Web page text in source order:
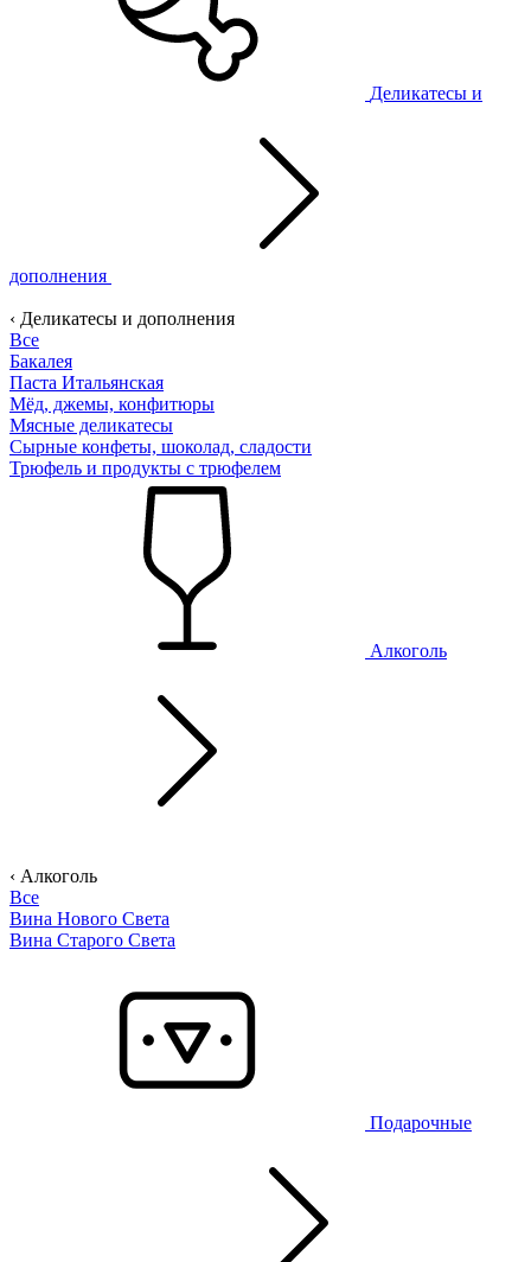
Деликатесы и
дополнения
‹ Деликатесы и дополнения
Все
Бакалея
Паста Итальянская
Мёд, джемы, конфитюры
Мясные деликатесы
Сырные конфеты, шоколад, сладости
Трюфель и продукты с трюфелем
Алкоголь
‹ Алкоголь
Все
Вина Нового Света
Вина Старого Света
Подарочные